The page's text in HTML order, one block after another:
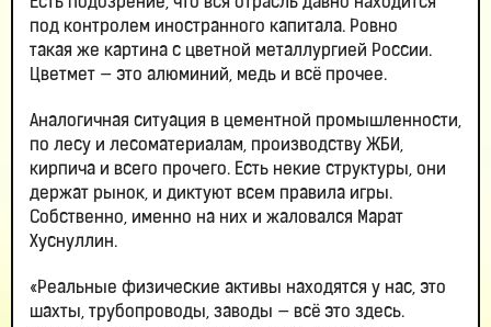
под контролем иностранного капитала. Ровно
такая же картина с цветной металлургией России.
Цветмет — это алюминий, медь и всё прочее.
Аналогичная ситуация в цементной промышленности,
по лесу и лесоматериалам, производству ЖБИ,
кирпича и всего прочего. Есть некие структуры, они
держат рынок, и диктуют всем правила игры.
Собственно, именно на них и жаловался Марат
Хуснуллин.
«Реальные физические активы находятся у нас, это
шахты, трубопроводы, заводы — всё это здесь.